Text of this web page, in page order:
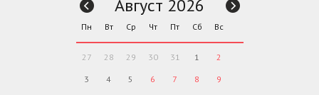
Август 2026
Пн Вт Ср Чт Пт Сб Вс
27 28 29 30 31 1 2
3 4 5 6 7 8 9